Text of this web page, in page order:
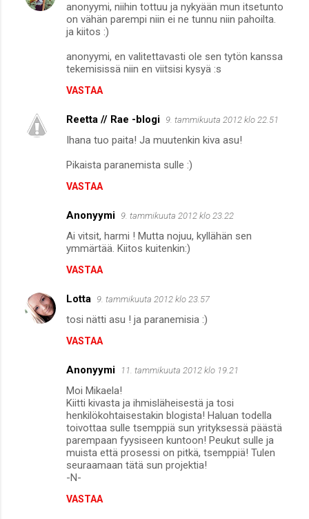
anonyymi, niihin tottuu ja nykyään mun itsetunto
on vähän parempi niin ei ne tunnu niin pahoilta.
ja kiitos :)
anonyymi, en valitettavasti ole sen tytön kanssa
tekemisissä niin en viitsisi kysyä :s
VASTAA
Reetta // Rae -blogi 9. tammikuuta 2012 klo 22.51
Ihana tuo paita! Ja muutenkin kiva asu!
Pikaista paranemista sulle :)
VASTAA
Anonyymi 9. tammikuuta 2012 klo 23.22
Ai vitsit, harmi ! Mutta nojuu, kyllähän sen
ymmärtää. Kiitos kuitenkin:)
VASTAA
Lotta 9. tammikuuta 2012 klo 23.57
tosi nätti asu ! ja paranemisia :)
VASTAA
Anonyymi 11. tammikuuta 2012 klo 19.21
Moi Mikaela!
Kiitti kivasta ja ihmisläheisestä ja tosi
henkilökohtaisestakin blogista! Haluan todella
toivottaa sulle tsemppiä sun yrityksessä päästä
parempaan fyysiseen kuntoon! Peukut sulle ja
muista että prosessi on pitkä, tsemppiä! Tulen
seuraamaan tätä sun projektia!
-N-
VASTAA